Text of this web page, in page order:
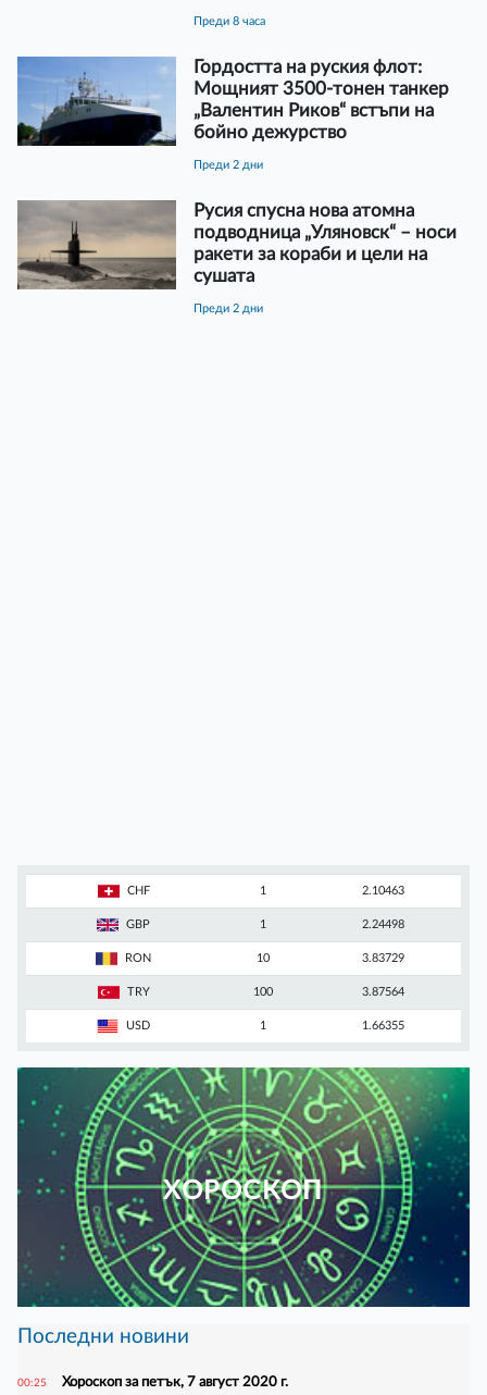
преди 8 часа
Гордостта на руския флот:
Мощният 3500-тонен танкер
„Валентин Риков“ встъпи на
бойно дежурство
преди 2 дни
Русия спусна нова атомна
подводница „Уляновск“ – носи
ракети за кораби и цели на
сушата
преди 2 дни
CHF 1 2.10463
GBP 1 2.24498
RON 10 3.83729
TRY 100 3.87564
USD 1 1.66355
ХОРОСКОП
Последни новини
00:25 Хороскоп за петък, 7 август 2020 г.